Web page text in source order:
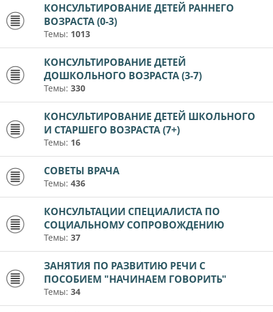
КОНСУЛЬТИРОВАНИЕ ДЕТЕЙ РАННЕГО
ВОЗРАСТА (0-3)
Темы: 1013
КОНСУЛЬТИРОВАНИЕ ДЕТЕЙ
ДОШКОЛЬНОГО ВОЗРАСТА (3-7)
Темы: 330
КОНСУЛЬТИРОВАНИЕ ДЕТЕЙ ШКОЛЬНОГО
И СТАРШЕГО ВОЗРАСТА (7+)
Темы: 16
СОВЕТЫ ВРАЧА
Темы: 436
КОНСУЛЬТАЦИИ СПЕЦИАЛИСТА ПО
СОЦИАЛЬНОМУ СОПРОВОЖДЕНИЮ
Темы: 37
ЗАНЯТИЯ ПО РАЗВИТИЮ РЕЧИ С
ПОСОБИЕМ "НАЧИНАЕМ ГОВОРИТЬ"
Темы: 34